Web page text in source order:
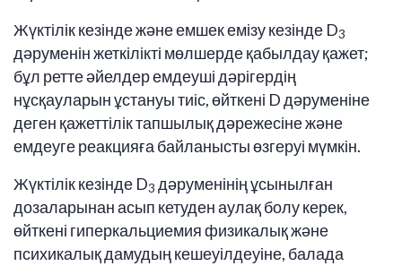
Жүктілік кезінде және емшек емізу кезінде D3
дәруменін жеткілікті мөлшерде қабылдау қажет;
бұл ретте әйелдер емдеуші дәрігердің
нұсқауларын ұстануы тиіс, өйткені D дәруменіне
деген қажеттілік тапшылық дәрежесіне және
емдеуге реакцияға байланысты өзгеруі мүмкін.
Жүктілік кезінде D3 дәруменінің ұсынылған
дозаларынан асып кетуден аулақ болу керек,
өйткені гиперкальциемия физикалық және
психикалық дамудың кешеуілдеуіне, балада